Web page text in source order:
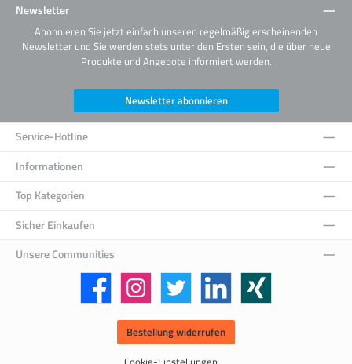
Newsletter
Abonnieren Sie jetzt einfach unseren regelmäßig erscheinenden
Newsletter und Sie werden stets unter den Ersten sein, die über neue
Produkte und Angebote informiert werden.
Newsletter abonnieren
Service-Hotline
Informationen
Top Kategorien
Sicher Einkaufen
Unsere Communities
Facebook Instagram Twitter LinkedIn Xing
Bestellung widerrufen